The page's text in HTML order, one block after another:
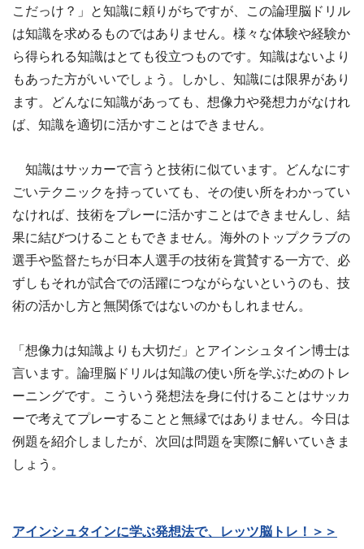
こだっけ？」と知識に頼りがちですが、この論理脳ドリル
は知識を求めるものではありません。様々な体験や経験か
ら得られる知識はとても役立つものです。知識はないより
もあった方がいいでしょう。しかし、知識には限界があり
ます。どんなに知識があっても、想像力や発想力がなけれ
ば、知識を適切に活かすことはできません。
知識はサッカーで言うと技術に似ています。どんなにす
ごいテクニックを持っていても、その使い所をわかってい
なければ、技術をプレーに活かすことはできませんし、結
果に結びつけることもできません。海外のトップクラブの
選手や監督たちが日本人選手の技術を賞賛する一方で、必
ずしもそれが試合での活躍につながらないというのも、技
術の活かし方と無関係ではないのかもしれません。
「想像力は知識よりも大切だ」とアインシュタイン博士は
言います。論理脳ドリルは知識の使い所を学ぶためのトレ
ーニングです。こういう発想法を身に付けることはサッカ
ーで考えてプレーすることと無縁ではありません。今日は
例題を紹介しましたが、次回は問題を実際に解いていきま
しょう。
アインシュタインに学ぶ発想法で、レッツ脳トレ！＞＞